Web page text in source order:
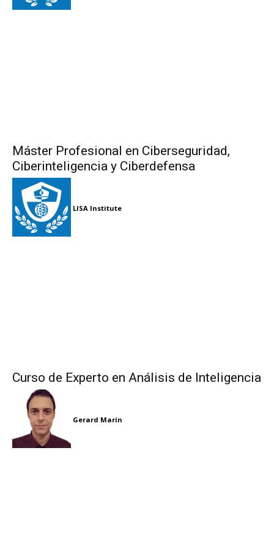
Máster Profesional en Ciberseguridad,
Ciberinteligencia y Ciberdefensa
LISA Institute
Curso de Experto en Análisis de Inteligencia
Gerard Marín